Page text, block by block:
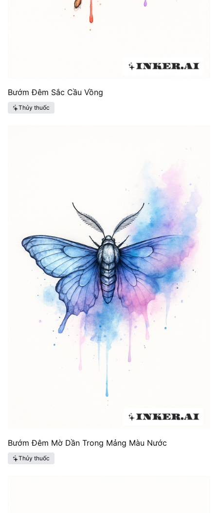
Bướm Đêm Sắc Cầu Vồng
Thủy thuốc
Bướm Đêm Mờ Dần Trong Mảng Màu Nước
Thủy thuốc